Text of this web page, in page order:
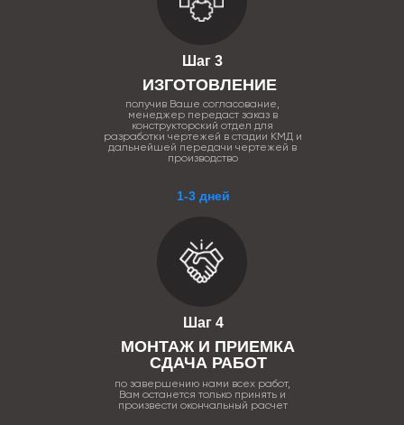
1-3 дней
Шаг 4
МОНТАЖ И ПРИЕМКА
СДАЧА РАБОТ
по завершению нами всех работ,
Вам останется только принять и
произвести окончальный расчет
Шаг 3
ИЗГОТОВЛЕНИЕ
получив Ваше согласование,
менеджер передаст заказ в
конструкторский отдел для
разработки чертежей в стадии КМД и
дальнейшей передачи чертежей в
производство